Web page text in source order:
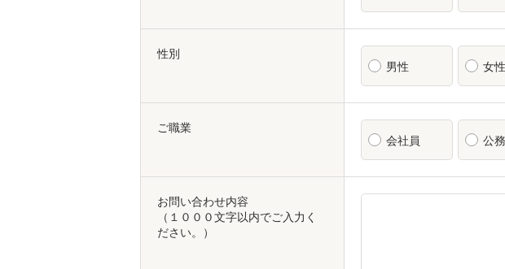
性別
男性
女性
ご職業
会社員
公
お問い合わせ内容
（１０００文字以内でご入力く
ださい。）